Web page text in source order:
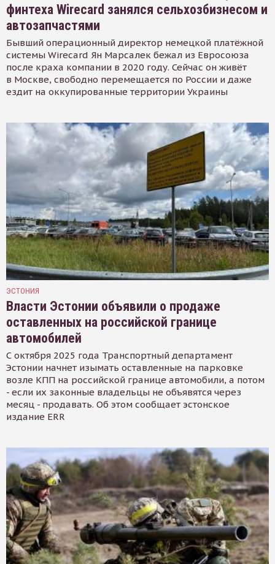
финтеха Wirecard занялся сельхозбизнесом и
автозапчастями
Бывший операционный директор немецкой платёжной
системы Wirecard Ян Марсалек бежал из Евросоюза
после краха компании в 2020 году. Сейчас он живёт
в Москве, свободно перемещается по России и даже
ездит на оккупированные территории Украины
ЭСТОНИЯ
Власти Эстонии объявили о продаже
оставленных на российской границе
автомобилей
С октября 2025 года Транспортный департамент
Эстонии начнет изымать оставленные на парковке
возле КПП на российской границе автомобили, а потом
- если их законные владельцы не объявятся через
месяц - продавать. Об этом сообщает эстонское
издание ERR